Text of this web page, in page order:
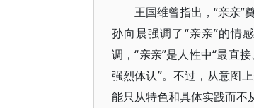
王国维曾指出，“亲亲”
孙向晨强调了“亲亲”的情
调，“亲亲”是人性中“最直
强烈体认”。不过，从意图
能只从特色和具体实践而不